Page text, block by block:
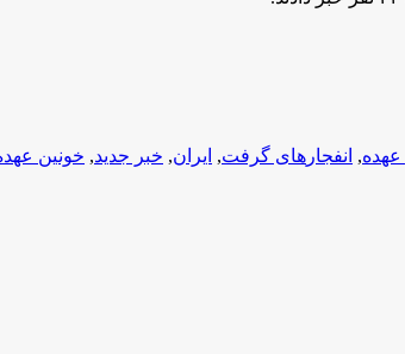
, انفجار‎های گرفت , ایران, خبر جدید, خونین